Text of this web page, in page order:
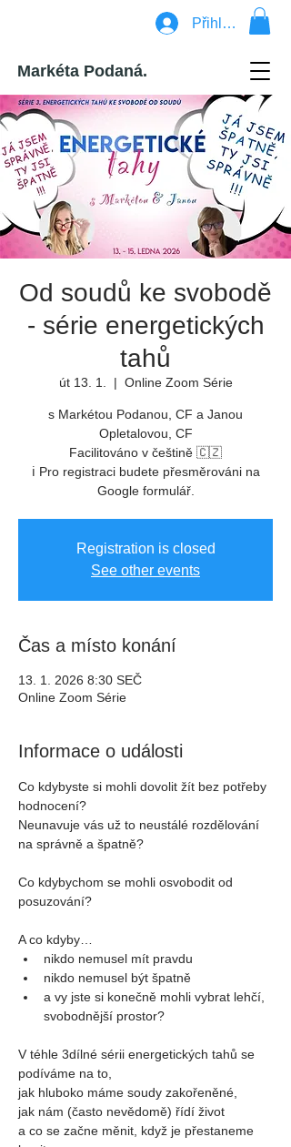
Přihlásit se
Markéta Podaná.
Od soudů ke svobodě
- série energetických
tahů
út 13. 1.
  |
Online Zoom Série
s Markétou Podanou, CF a Janou
Opletalovou, CF
Facilitováno v češtině 🇨🇿
ℹ️ Pro registraci budete přesměrováni na
Google formulář.
Registration is closed
See other events
Čas a místo konání
13. 1. 2026 8:30 SEČ
Online Zoom Série
Informace o události
Co kdybyste si mohli dovolit žít bez potřeby
hodnocení?
Neunavuje vás už to neustálé rozdělování
na správně a špatně?
Co kdybychom se mohli osvobodit od
posuzování?
A co kdyby…
nikdo nemusel mít pravdu
nikdo nemusel být špatně
a vy jste si konečně mohli vybrat lehčí,
svobodnější prostor?
V téhle 3dílné sérii energetických tahů se
podíváme na to,
jak hluboko máme soudy zakořeněné,
jak nám (často nevědomě) řídí život
a co se začne měnit, když je přestaneme